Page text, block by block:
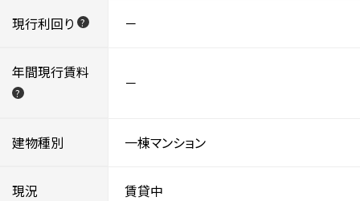
現行利回り ? －
年間現行賃料
? －
建物種別 一棟マンション
現況 賃貸中